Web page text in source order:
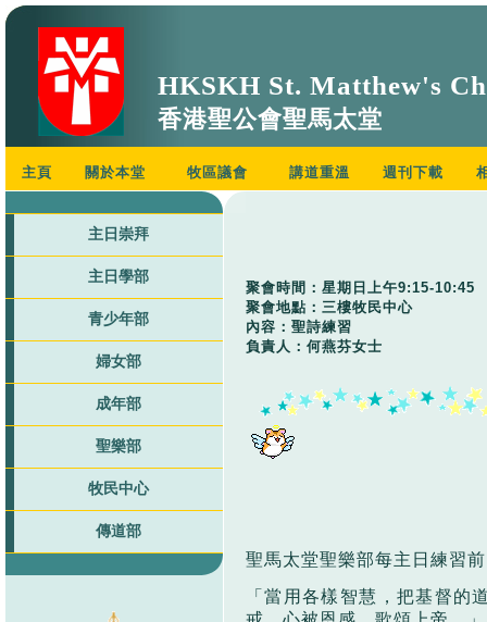
HKSKH St. Matthew's
香港聖公會聖馬太堂
主頁 關於本堂 牧區議會 講道重溫 週刊下載
主日崇拜
主日學部
青少年部
婦女部
成年部
聖樂部
牧民中心
傳道部
聚會時間：星期日上午9:15-10:45
聚會地點：三樓牧民中心
內容：聖詩練習
負責人：何燕芬女士
聖馬太堂聖樂部每主日練習
「當用各樣智慧，把基督的